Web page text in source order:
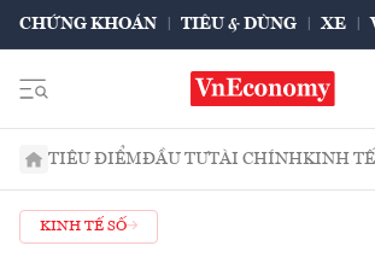
CHỨNG KHOÁN TIÊU & DÙNG XE
TIÊU ĐIỂMĐẦU TƯTÀI CHÍNHKINH TẾ
KINH TẾ SỐ